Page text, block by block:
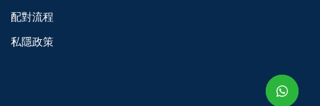
配對流程
私隱政策